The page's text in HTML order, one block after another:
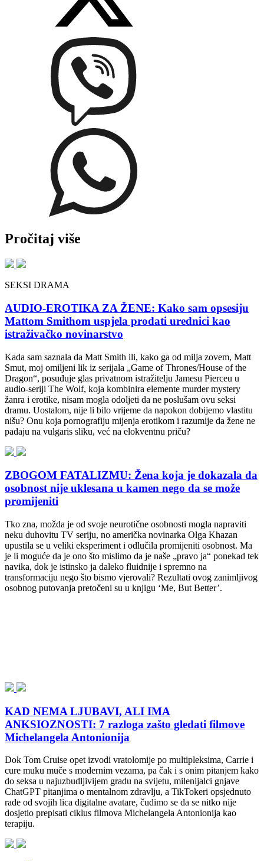
Pročitaj više
SEKSI DRAMA
AUDIO-EROTIKA ZA ŽENE: Kako sam opsesiju
Mattom Smithom uspjela prodati urednici kao
istraživačko novinarstvo
Kada sam saznala da Matt Smith ili, kako ga od milja zovem, Matt
Smut, moj omiljeni lik iz serijala „Game of Thrones/House of the
Dragon“, posuđuje glas privatnom istražitelju Jamesu Pierceu u
audio-seriji The Wolf, koja kombinira elemente murder mystery
žanra i erotike, nisam mogla odoljeti da ne poslušam ovu seksi
dramu. Uostalom, nije li bilo vrijeme da napokon dobijemo vlastitu
nišu? Onu koja pornografiju mijenja erotikom i razumije da žene ne
padaju na vulgaris sliku, već na elokventnu priču?
ZBOGOM FATALIZMU: Žena koja je dokazala da
osobnost nije uklesana u kamen nego da se može
promijeniti
Tko zna, možda je od svoje neurotične osobnosti mogla napraviti
neku duhovitu TV seriju, no američka novinarka Olga Khazan
upustila se u veliki eksperiment i odlučila promijeniti osobnost. Ma
je li moguće da je ono što mislimo da je naše „pravo ja“ ponekad tek
navika, dok je istinsko ja daleko fluidnije i spremno na
transformaciju nego što bismo vjerovali? Rezultati ovog zanimljivog
osobnog putovanja pretočeni su u knjigu ‘Me, But Better’.
KAD NEMA LJUBAVI, ALI IMA
ANKSIOZNOSTI: 7 razloga zašto gledati filmove
Michelangela Antonionija
Dok Tom Cruise opet izvodi vratolomije po multipleksima, Carrie i
cure muku muče s modernim vezama, pa čak i s onim pitanjem kako
do seksa u najuzbudljivijem gradu na svijetu, milenijalci gnjave
ChatGPT pitanjima o mentalnom zdravlju, a TikTokeri opsjednuto
rade od svojih lica digitalne avatare, čudimo se da se nitko nije
dosjetio prepisati ciklus filmova Michelangela Antonionija kao
terapiju.